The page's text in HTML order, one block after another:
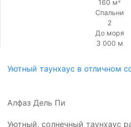
160 м²
Спальни
2
До моря
3 000 м
Уютный таунхаус в отличном
Алфаз Дель Пи
Уютный, солнечный таунхаус